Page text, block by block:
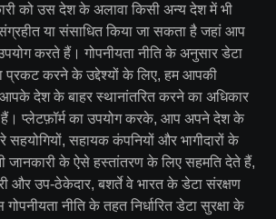
को उस देश के अलावा किसी अन्य देश में भी
या संसाधित किया जा सकता है जहां आप
करते हैं। गोपनीयता नीति के अनुसार डेटा
प्रकट करने के उद्देश्यों के लिए, हम आपकी
आपके देश के बाहर स्थानांतरित करने का अधिकार
हैं। प्लेटफ़ॉर्म का उपयोग करके, आप अपने देश के
सहयोगियों, सहायक कंपनियों और भागीदारों के
जानकारी के ऐसे हस्तांतरण के लिए सहमति देते हैं,
और उप-ठेकेदार, बशर्ते वे भारत के डेटा संरक्षण
नीति के तहत निर्धारित डेटा सुरक्षा के